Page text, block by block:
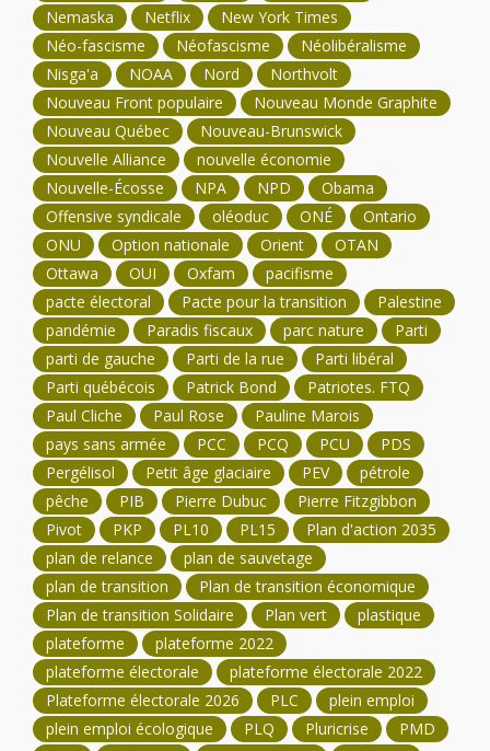
Nemaska
Netflix
New York Times
Néo-fascisme
Néofascisme
Néolibéralisme
Nisga'a
NOAA Nord
Northvolt
Nouveau Front populaire
Nouveau Monde Graphite
Nouveau Québec
Nouveau-Brunswick
Nouvelle Alliance
nouvelle économie
Nouvelle-Écosse
NPA NPD
Obama
Offensive syndicale
oléoduc ONÉ
Ontario
ONU
Option nationale Orient
OTAN
Ottawa
OUI Oxfam
pacifisme
pacte électoral
Pacte pour la transition
Palestine
pandémie
Paradis fiscaux parc nature
Parti
parti de gauche
Parti de la rue
Parti libéral
Parti québécois
Patrick Bond
Patriotes. FTQ
Paul Cliche
Paul Rose
Pauline Marois
pays sans armée
PCC PCQ PCU
PDS
Pergélisol
Petit âge glaciaire PEV
pétrole
pêche
PIB Pierre Dubuc
Pierre Fitzgibbon
Pivot
PKP PL10 PL15
Plan d'action 2035
plan de relance
plan de sauvetage
plan de transition
Plan de transition économique
Plan de transition Solidaire
Plan vert
plastique
plateforme
plateforme 2022
plateforme électorale
plateforme électorale 2022
Plateforme électorale 2026
PLC
plein emploi
plein emploi écologique
PLQ Pluricrise
PMD